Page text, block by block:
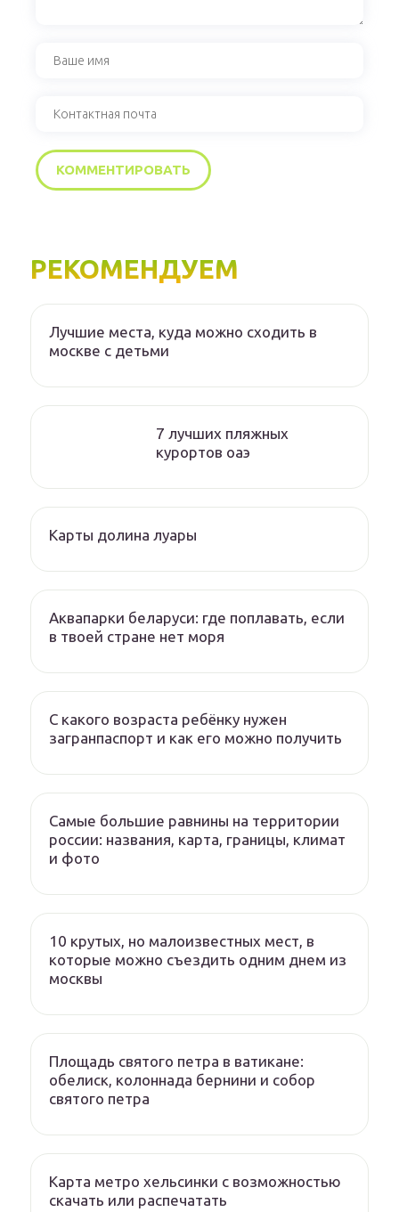
РЕКОМЕНДУЕМ
Лучшие места, куда можно сходить в
москве с детьми
7 лучших пляжных
курортов оаэ
Карты долина луары
Аквапарки беларуси: где поплавать, если
в твоей стране нет моря
С какого возраста ребёнку нужен
загранпаспорт и как его можно получить
Самые большие равнины на территории
россии: названия, карта, границы, климат
и фото
10 крутых, но малоизвестных мест, в
которые можно съездить одним днем из
москвы
Площадь святого петра в ватикане:
обелиск, колоннада бернини и собор
святого петра
Карта метро хельсинки с возможностью
скачать или распечатать